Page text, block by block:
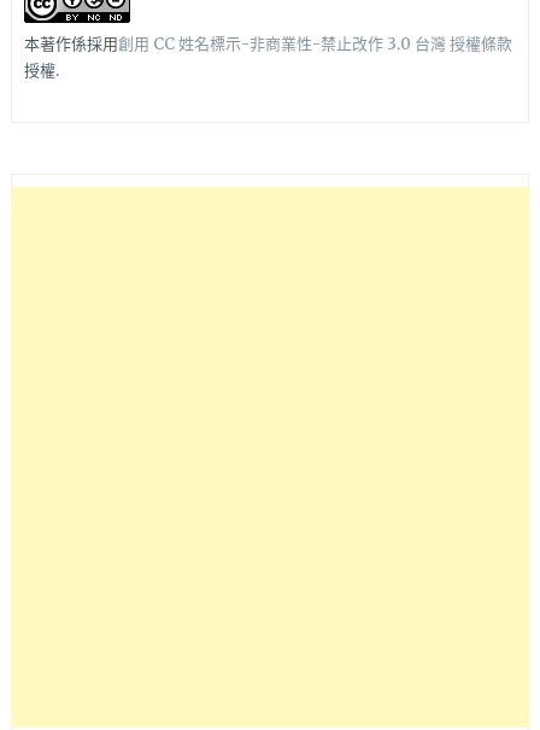
本著作係採用創用 CC 姓名標示-非商業性-禁止改作 3.0 台灣 授權條款
授權.